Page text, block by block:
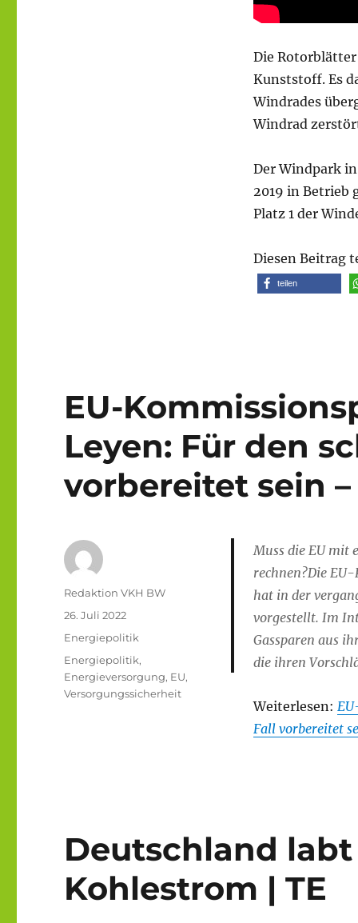
Die Rotorblätter
Kunststoff. Es
Windrades
Windrad
Der Windpark
2019 in Betrieb
Platz 1 der
Diesen Beitrag
teilen
EU-
Leyen: Für den
vorbereitet sein
Muss die EU mit
rechnen?Die
hat in der
vorgestellt. Im
Gassparen aus
die ihren
Weiterlesen:
Fall vorbereitet
Autor
Redaktion VKH BW
Veröffentlicht
26. Juli 2022
Kategorien
Energiepolitik
Schlagwörter
Energiepolitik,
Energieversorgung, EU,
Versorgungssicherheit
Deutschland
Kohlestrom | TE